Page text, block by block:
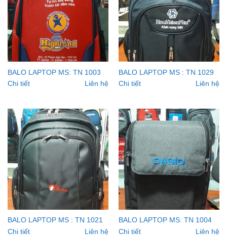
BALO LAPTOP MS: TN 1003
Chi tiết
Liên hệ
BALO LAPTOP MS : TN 1029
Chi tiết
Liên hệ
BALO LAPTOP MS : TN 1021
Chi tiết
Liên hệ
BALO LAPTOP MS: TN 1004
Chi tiết
Liên hệ